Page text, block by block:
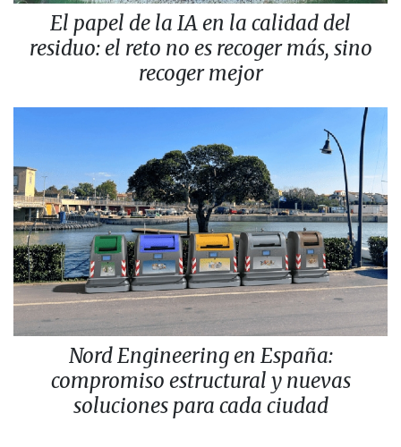
El papel de la IA en la calidad del
residuo: el reto no es recoger más, sino
recoger mejor
Nord Engineering en España:
compromiso estructural y nuevas
soluciones para cada ciudad